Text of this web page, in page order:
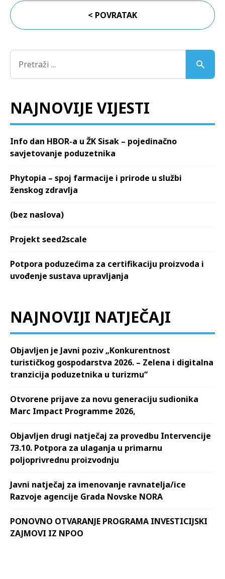
< POVRATAK
NAJNOVIJE VIJESTI
Info dan HBOR-a u ŽK Sisak – pojedinačno
savjetovanje poduzetnika
Phytopia – spoj farmacije i prirode u službi
ženskog zdravlja
(bez naslova)
Projekt seed2scale
Potpora poduzećima za certifikaciju proizvoda i
uvođenje sustava upravljanja
NAJNOVIJI NATJEČAJI
Objavljen je Javni poziv „Konkurentnost
turističkog gospodarstva 2026. – Zelena i digitalna
tranzicija poduzetnika u turizmu“
Otvorene prijave za novu generaciju sudionika
Marc Impact Programme 2026,
Objavljen drugi natječaj za provedbu Intervencije
73.10. Potpora za ulaganja u primarnu
poljoprivrednu proizvodnju
Javni natječaj za imenovanje ravnatelja/ice
Razvoje agencije Grada Novske NORA
PONOVNO OTVARANJE PROGRAMA INVESTICIJSKI
ZAJMOVI IZ NPOO